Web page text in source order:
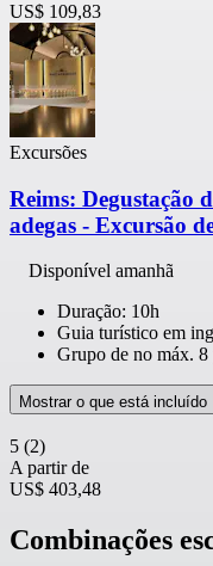
US$ 109,83
Excursões
Reims: Degustação
adegas - Excursão
Disponível amanhã
Duração: 10h
Guia turístico em
Grupo de no máx. 8
Mostrar o que está incluído
5 (2)
A partir de
US$ 403,48
Combinações